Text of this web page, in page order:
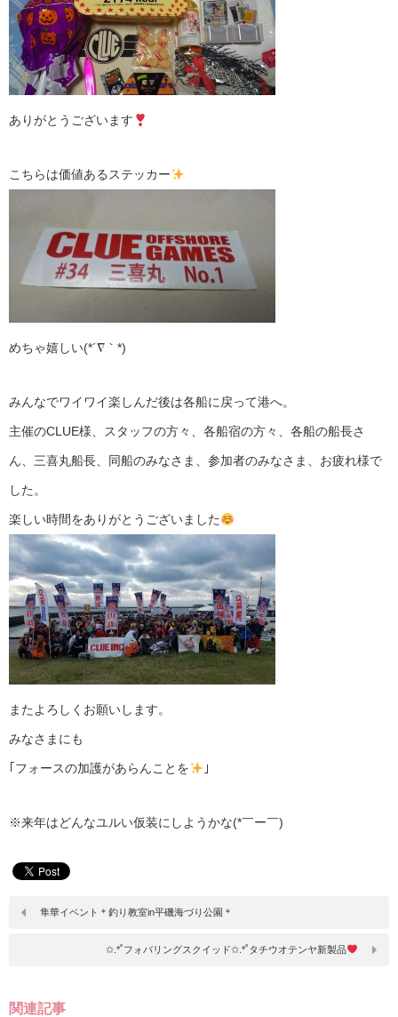
ありがとうございます
こちらは価値あるステッカー
めちゃ嬉しい(*´∇｀*)
みんなでワイワイ楽しんだ後は各船に戻って港へ。
主催のCLUE様、スタッフの方々、各船宿の方々、各船の船長さ
ん、三喜丸船長、同船のみなさま、参加者のみなさま、お疲れ様で
した。
楽しい時間をありがとうございました
またよろしくお願いします。
みなさまにも
｢フォースの加護があらんことを ｣
※来年はどんなユルい仮装にしようかな(*￣ー￣)
隼華イベント＊釣り教室in平磯海づり公園＊
✩.*˚フォバリングスクイッド✩.*˚タチウオテンヤ新製品
関連記事